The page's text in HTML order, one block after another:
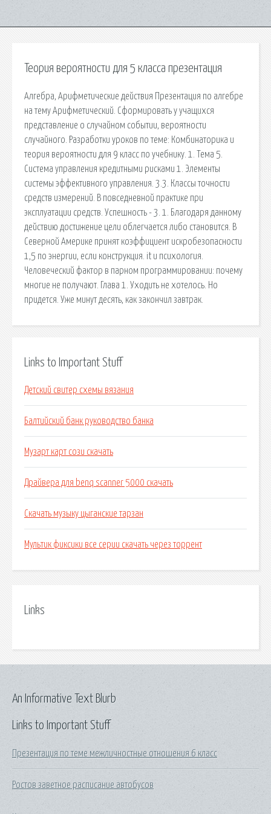
Теория вероятности для 5 класса презентация
Алгебра, Арифметические действия Презентация по алгебре
на тему Арифметический. Сформировать у учащихся
представление о случайном событии, вероятности
случайного. Разработки уроков по теме: Комбинаторика и
теория вероятности для 9 класс по учебнику. 1. Тема 5.
Система управления кредитными рисками 1. Элементы
системы эффективного управления. 3.3. Классы точности
средств измерений. В повседневной практике при
эксплуатации средств. Успешность - 3. 1. Благодаря данному
действию достижение цели облегчается либо становится. В
Северной Америке принят коэффициент искробезопасности
1,5 по энергии, если конструкция. it и психология.
Человеческий фактор в парном программировании: почему
многие не получают. Глава 1. Уходить не хотелось. Но
придется. Уже минут десять, как закончил завтрак.
Links to Important Stuff
Детский свитер схемы вязания
Балтийский банк руководство банка
Музарт карт сози скачать
Драйвера для benq scanner 5000 скачать
Скачать музыку цыганские тарзан
Мультик фиксики все серии скачать через торрент
Links
Links to Important Stuff
Презентация по теме межличностные отношения 6 класс
Ростов заветное расписание автобусов
An Informative Text Blurb